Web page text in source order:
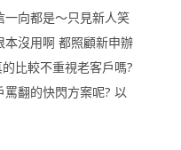
向都是～只見新人笑
本沒用啊 都照顧新申辦
比較不重視老客戶嗎?
翻的快閃方案呢? 以